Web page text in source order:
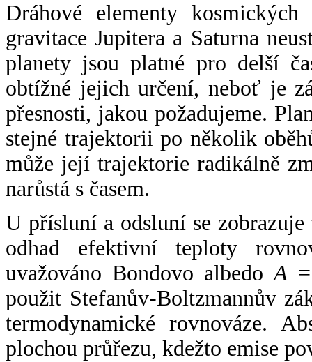
Dráhové elementy
gravitace Jupitera a Saturna
planety jsou platné pro delší
obtížné jejich určení, neboť je
přesnosti, jakou požadujeme.
stejné trajektorii po několik
může její trajektorie radikálně
narůstá s časem.
U přísluní a odsluní se
odhad efektivní teploty
uvažováno Bondovo albedoA
použit Stefanův-Boltzmannův
termodynamické rovnováze.
plochou průřezu, kdežto emise